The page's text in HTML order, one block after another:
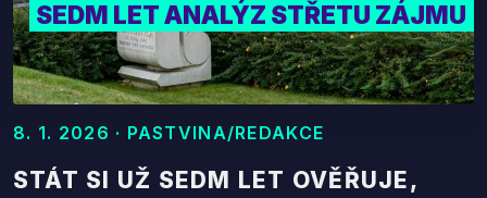
SEDM LET ANALÝZ STŘETU ZÁJMU
8. 1. 2026 · PASTVINA/REDAKCE
STÁT SI UŽ SEDM LET OVĚŘUJE,